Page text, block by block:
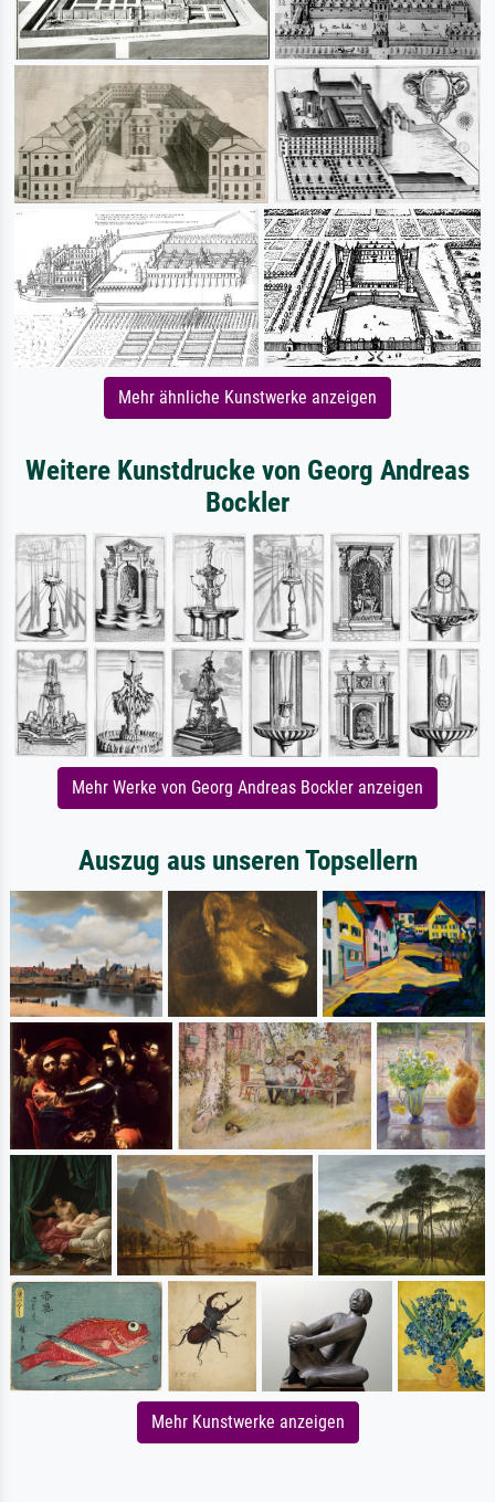
Mehr ähnliche Kunstwerke anzeigen
Weitere Kunstdrucke von Georg Andreas
Bockler
Mehr Werke von Georg Andreas Bockler anzeigen
Auszug aus unseren Topsellern
Mehr Kunstwerke anzeigen